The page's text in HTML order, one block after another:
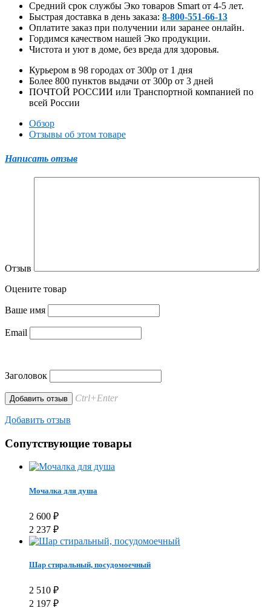
Средний срок службы Эко товаров Smart от 4-5 лет.
Быстрая доставка в день заказа: 8-800-551-66-13
Оплатите заказ при получении или заранее онлайн.
Гордимся качеством нашей Эко продукции.
Чистота и уют в доме, без вреда для здоровья.
Курьером в 98 городах от 300р от 1 дня
Более 800 пунктов выдачи от 300р от 3 дней
ПОЧТОЙ РОССИИ или Транспортной компанией по
всей России
Обзор
Отзывы об этом товаре
Написать отзыв
Отзыв
Оцените товар
Ваше имя
Email
Заголовок
Ctrl+Enter
Добавить отзыв
Сопутствующие товары
Мочалка для душа
2 600 ₽
2 237 ₽
Шар стиральный, посудомоечный
2 510 ₽
2 197 ₽